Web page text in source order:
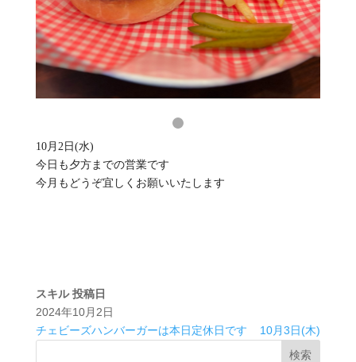
10月2日(水)
今日も夕方までの営業です
今月もどうぞ宜しくお願いいたします
スキル 投稿日
2024年10月2日
チェビーズハンバーガーは本日定休日です
10月3日(木)
検索